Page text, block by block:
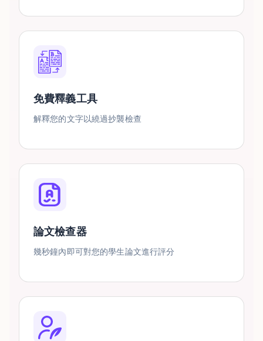
免費釋義工具
解釋您的文字以繞過抄襲檢查
論文檢查器
幾秒鐘內即可對您的學生論文進行評分